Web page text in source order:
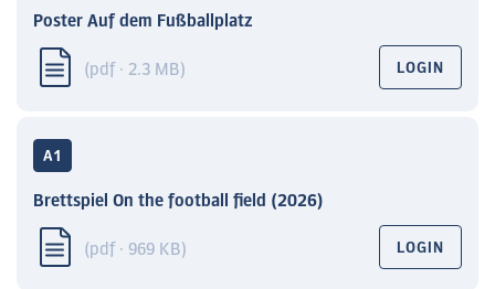
Poster Auf dem Fußballplatz
(pdf · 2.3 MB) LOGIN
A1
Brettspiel On the football field (2026)
(pdf · 969 KB) LOGIN